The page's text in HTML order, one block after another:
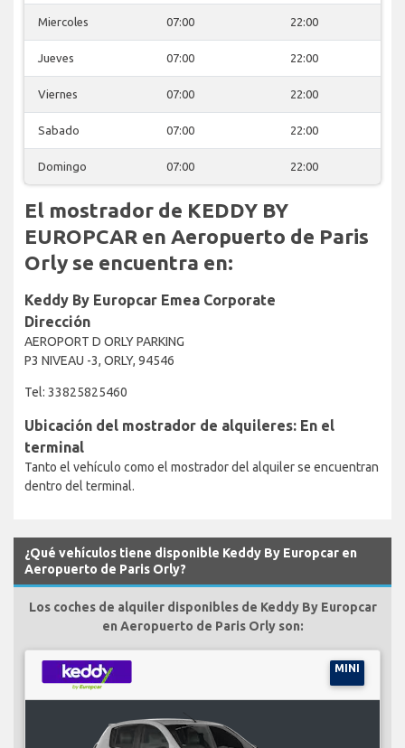
Miercoles 07:00 22:00
Jueves 07:00 22:00
Viernes 07:00 22:00
Sabado 07:00 22:00
Domingo 07:00 22:00
El mostrador de KEDDY BY
EUROPCAR en Aeropuerto de Paris
Orly se encuentra en:
Keddy By Europcar Emea Corporate
Dirección
AEROPORT D ORLY PARKING
P3 NIVEAU -3, ORLY, 94546
Tel: 33825825460
Ubicación del mostrador de alquileres: En el
terminal
Tanto el vehículo como el mostrador del alquiler se encuentran
dentro del terminal.
¿Qué vehículos tiene disponible Keddy By Europcar en
Aeropuerto de Paris Orly?
Los coches de alquiler disponibles de Keddy By Europcar
en Aeropuerto de Paris Orly son:
MINI